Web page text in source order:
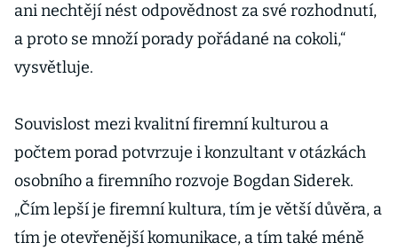
ani nechtějí nést odpovědnost za své rozhodnutí,
a proto se množí porady pořádané na cokoli,“
vysvětluje.
Souvislost mezi kvalitní firemní kulturou a
počtem porad potvrzuje i konzultant v otázkách
osobního a firemního rozvoje Bogdan Siderek.
„Čím lepší je firemní kultura, tím je větší důvěra, a
tím je otevřenější komunikace, a tím také méně